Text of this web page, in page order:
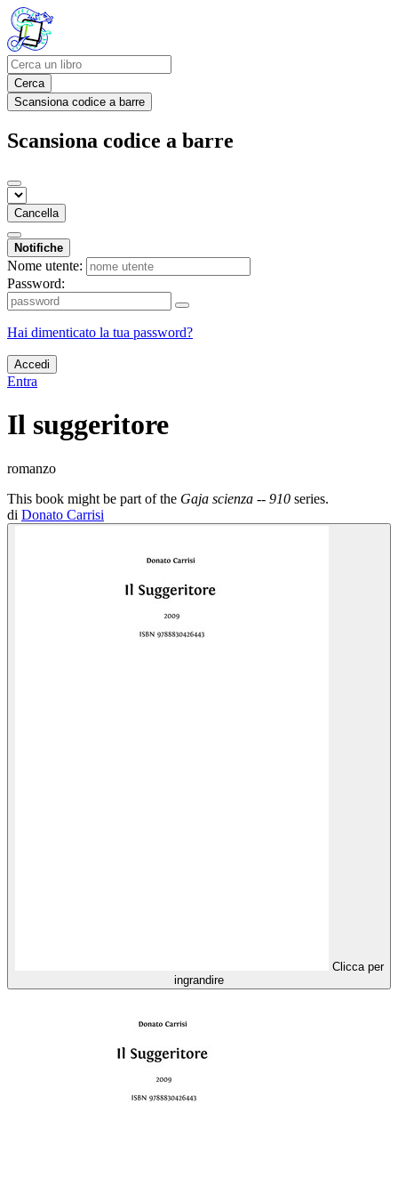
Cerca
Scansiona codice a barre
Scansiona codice a barre
Cancella
Notifiche
Nome utente:
Password:
Hai dimenticato la tua password?
Accedi
Entra
Il suggeritore
romanzo
This book might be part of the Gaja scienza -- 910 series.
di Donato Carrisi
Clicca per
ingrandire